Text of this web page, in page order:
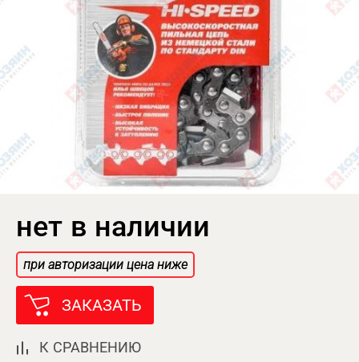
нет в наличии
при авторизации цена ниже
ЗАКАЗАТЬ
К СРАВНЕНИЮ